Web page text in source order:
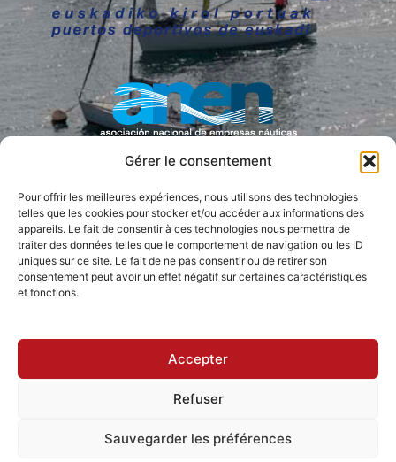
Gérer le consentement
Pour offrir les meilleures expériences, nous utilisons des technologies
telles que les cookies pour stocker et/ou accéder aux informations des
appareils. Le fait de consentir à ces technologies nous permettra de
traiter des données telles que le comportement de navigation ou les ID
uniques sur ce site. Le fait de ne pas consentir ou de retirer son
consentement peut avoir un effet négatif sur certaines caractéristiques
et fonctions.
Accepter
Refuser
Sauvegarder les préférences
PRESSE COLLABORATRICE